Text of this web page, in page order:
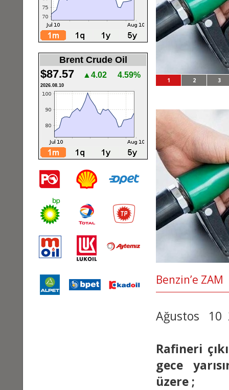
Brent Crude Oil
$87.57 ▲4.02 4.59%
2026.08.10
1 2 3
Benzin’e ZAM
Ağustos
Rafineri
gece
üzere ;